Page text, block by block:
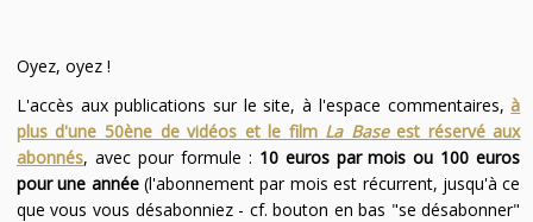
Oyez, oyez !
L'accès aux publications sur le site, à l'espace commentaires,à
plus d'une 50ène de vidéos et le film La Baseest réservé aux
abonnés, avec pour formule : 10 euros par mois ou 100 euros
pour une année(l'abonnement par mois est récurrent, jusqu'à ce
que vous vous désabonniez - cf. bouton en bas "se désabonner"